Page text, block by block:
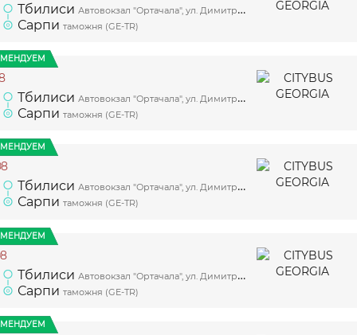
Тбилиси Автовокзал "Ортачала", ул. Димитри Гулия, 5, платформа 2
Сарпи таможня (GE-TR)
Тбилиси Автовокзал "Ортачала", ул. Димитри Гулия, 5, платформа 2
Сарпи таможня (GE-TR)
Тбилиси Автовокзал "Ортачала", ул. Димитри Гулия, 5, платформа 2
Сарпи таможня (GE-TR)
Тбилиси Автовокзал "Ортачала", ул. Димитри Гулия, 5, платформа 2
Сарпи таможня (GE-TR)